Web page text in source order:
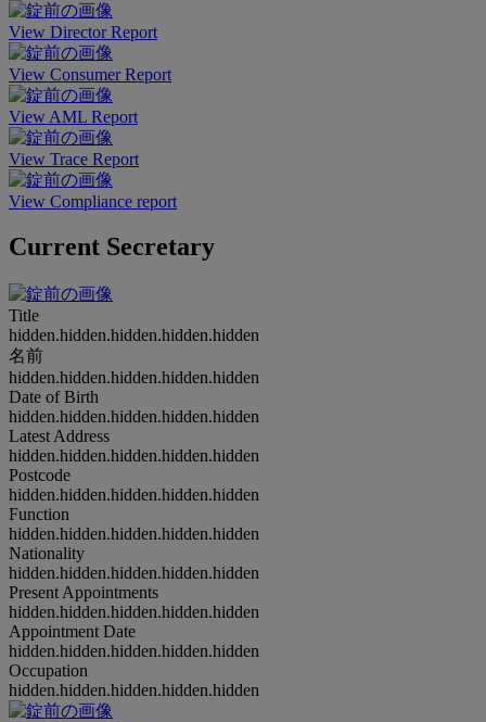
View Director Report
View Consumer Report
View AML Report
View Trace Report
View Compliance report
Current Secretary
Title
hidden.hidden.hidden.hidden.hidden
名前
hidden.hidden.hidden.hidden.hidden
Date of Birth
hidden.hidden.hidden.hidden.hidden
Latest Address
hidden.hidden.hidden.hidden.hidden
Postcode
hidden.hidden.hidden.hidden.hidden
Function
hidden.hidden.hidden.hidden.hidden
Nationality
hidden.hidden.hidden.hidden.hidden
Present Appointments
hidden.hidden.hidden.hidden.hidden
Appointment Date
hidden.hidden.hidden.hidden.hidden
Occupation
hidden.hidden.hidden.hidden.hidden